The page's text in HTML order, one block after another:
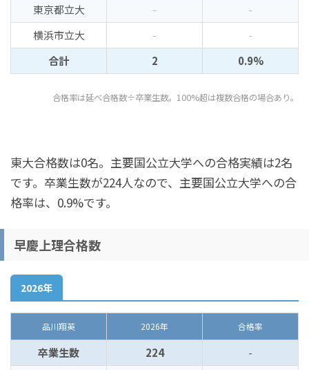
東京都立大
-
-
横浜市立大
-
-
合計
2 0.9%
合格率は延べ合格数÷卒業生数。100%超は複数合格の場合あり。
東大合格数は0名。主要国公立大学への合格実績は2名
です。卒業生数が224人なので、主要国公立大学への合
格率は、0.9%です。
早慶上理合格数
2026年
品川翔英 2026年 合格率
卒業生数 224
-